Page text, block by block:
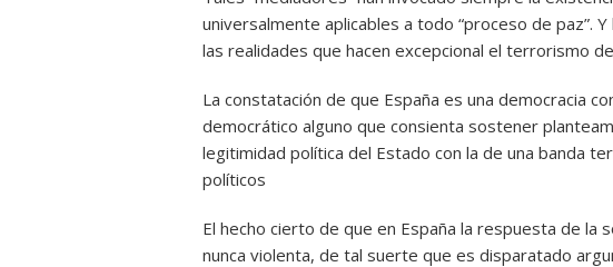
universalmente aplicables a todo “proceso de paz”.
las realidades que hacen excepcional el terrorismo
La constatación de que España es una democracia
democrático alguno que consienta sostener
legitimidad política del Estado con la de una banda
políticos
El hecho cierto de que en España la respuesta de la
nunca violenta, de tal suerte que es disparatado